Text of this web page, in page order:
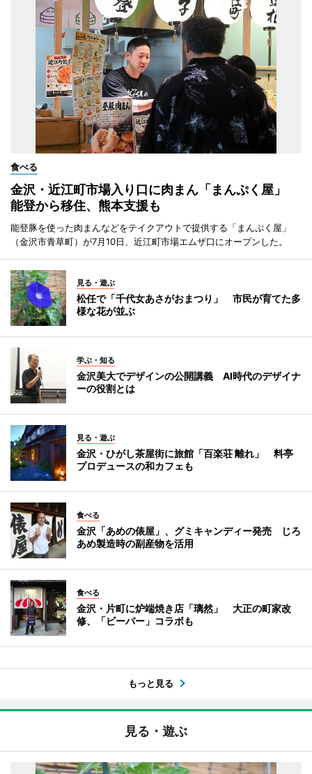
食べる
金沢・近江町市場入り口に肉まん「まんぷく屋」
能登から移住、熊本支援も
能登豚を使った肉まんなどをテイクアウトで提供する「まんぷく屋」
（金沢市青草町）が7月10日、近江町市場エムザ口にオープンした。
見る・遊ぶ
松任で「千代女あさがおまつり」 市民が育てた多
様な花が並ぶ
学ぶ・知る
金沢美大でデザインの公開講義 AI時代のデザイナ
ーの役割とは
見る・遊ぶ
金沢・ひがし茶屋街に旅館「百楽荘 離れ」 料亭
プロデュースの和カフェも
食べる
金沢「あめの俵屋」、グミキャンディー発売 じろ
あめ製造時の副産物を活用
食べる
金沢・片町に炉端焼き店「璃然」 大正の町家改
修、「ビーバー」コラボも
もっと見る
見る・遊ぶ